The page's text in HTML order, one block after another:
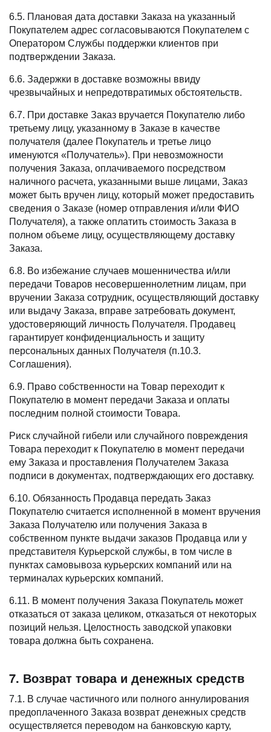
6.5. Плановая дата доставки Заказа на указанный
Покупателем адрес согласовываются Покупателем с
Оператором Службы поддержки клиентов при
подтверждении Заказа.
6.6. Задержки в доставке возможны ввиду
чрезвычайных и непредотвратимых обстоятельств.
6.7. При доставке Заказ вручается Покупателю либо
третьему лицу, указанному в Заказе в качестве
получателя (далее Покупатель и третье лицо
именуются «Получатель»). При невозможности
получения Заказа, оплачиваемого посредством
наличного расчета, указанными выше лицами, Заказ
может быть вручен лицу, который может предоставить
сведения о Заказе (номер отправления и/или ФИО
Получателя), а также оплатить стоимость Заказа в
полном объеме лицу, осуществляющему доставку
Заказа.
6.8. Во избежание случаев мошенничества и/или
передачи Товаров несовершеннолетним лицам, при
вручении Заказа сотрудник, осуществляющий доставку
или выдачу Заказа, вправе затребовать документ,
удостоверяющий личность Получателя. Продавец
гарантирует конфиденциальность и защиту
персональных данных Получателя (п.10.3.
Соглашения).
6.9. Право собственности на Товар переходит к
Покупателю в момент передачи Заказа и оплаты
последним полной стоимости Товара.
Риск случайной гибели или случайного повреждения
Товара переходит к Покупателю в момент передачи
ему Заказа и проставления Получателем Заказа
подписи в документах, подтверждающих его доставку.
6.10. Обязанность Продавца передать Заказ
Покупателю считается исполненной в момент вручения
Заказа Получателю или получения Заказа в
собственном пункте выдачи заказов Продавца или у
представителя Курьерской службы, в том числе в
пунктах самовывоза курьерских компаний или на
терминалах курьерских компаний.
6.11. В момент получения Заказа Покупатель может
отказаться от заказа целиком, отказаться от некоторых
позиций нельзя. Целостность заводской упаковки
товара должна быть сохранена.
7. Возврат товара и денежных средств
7.1. В случае частичного или полного аннулирования
предоплаченного Заказа возврат денежных средств
осуществляется переводом на банковскую карту,